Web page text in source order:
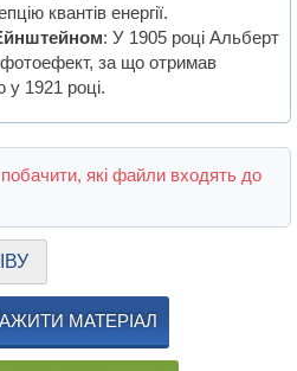
квантів енергії.
: У 1905 році Альберт
за що отримав
у 1921 році.
які файли входять до
МАТЕРІАЛ